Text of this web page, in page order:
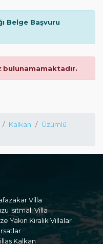
Belge Başvuru
bulunamamaktadır.
Kalkan
Üzümlü
Villa
Isıtmalı Villa
Yakın Kiralık Villalar
Kalkan